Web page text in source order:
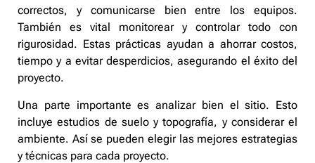
correctos, y comunicarse bien entre los equipos.
También es vital monitorear y controlar todo con
rigurosidad. Estas prácticas ayudan a ahorrar costos,
tiempo y a evitar desperdicios, asegurando el éxito del
proyecto.
Una parte importante es analizar bien el sitio. Esto
incluye estudios de suelo y topografía, y considerar el
ambiente. Así se pueden elegir las mejores estrategias
y técnicas para cada proyecto.